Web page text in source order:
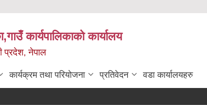
कार्यपालिकाको कार्यालय
प्रदेश, नेपाल
कार्यक्रम तथा परियोजना प्रतिवेदन वडा कार्यालयहरु